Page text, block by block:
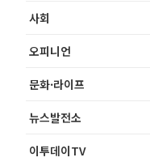
사회
오피니언
문화·라이프
뉴스발전소
이투데이TV